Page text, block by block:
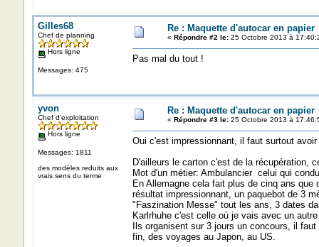
Gilles68
Chef de planning
Hors ligne
Messages: 475
Re : Maquette d'autocar en papier
« Répondre #2 le:25 Octobre 2013 à
Pas mal du tout !
yvon
Chef d'exploitation
Hors ligne
Messages: 1811
des modèles reduits aux
vrais sens du terme
Re : Maquette d'autocar en papier
« Répondre #3 le:25 Octobre 2013 à
Oui c'est impressionnant, il faut surtout
D'ailleurs le carton c'est de la récupération,
Mot d'un métier: Ambulancier celui qui
En Allemagne cela fait plus de cinq ans
résultat impressionnant, un paquebot de 3
"Faszination Messe" tout les ans, 3 dates
Karlrhuhe c'est celle où je vais avec un
Ils organisent sur 3 jours un concours, il
fin, des voyages au Japon, au US.